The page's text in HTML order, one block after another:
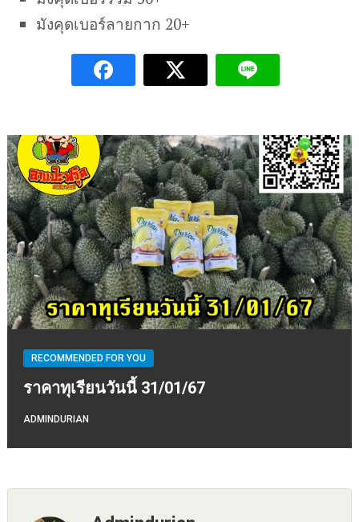
มังคุดเบอร์ลายกาก 20+
RECOMMENDED FOR YOU
ราคาทุเรียนวันนี้ 31/01/67
ADMINDURIAN